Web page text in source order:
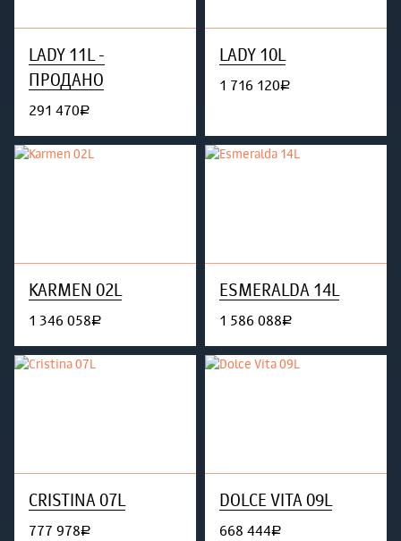
LADY 11L -
ПРОДАНО
291 470руб.
LADY 10L
1 716 120руб.
KARMEN 02L
1 346 058руб.
ESMERALDA 14L
1 586 088руб.
CRISTINA 07L
777 978руб.
DOLCE VITA 09L
668 444руб.